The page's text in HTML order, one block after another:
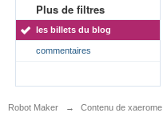
Plus de filtres
les billets du blog
commentaires
Robot Maker → Contenu de xaerome